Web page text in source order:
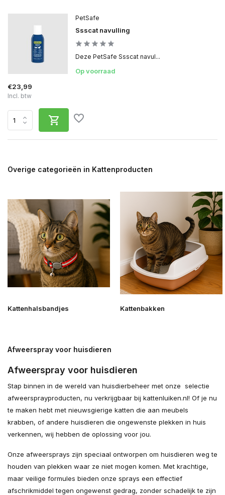
PetSafe
Ssscat navulling
Deze PetSafe Ssscat navul...
Op voorraad
€23,99
Incl. btw
Overige categorieën in Kattenproducten
Kattenhalsbandjes Kattenbakken
Afweerspray voor huisdieren
Afweerspray voor huisdieren
Stap binnen in de wereld van huisdierbeheer met onze selectie
afweersprayproducten, nu verkrijgbaar bij kattenluiken.nl! Of je nu
te maken hebt met nieuwsgierige katten die aan meubels
krabben, of andere huisdieren die ongewenste plekken in huis
verkennen, wij hebben de oplossing voor jou.
Onze afweersprays zijn speciaal ontworpen om huisdieren weg te
houden van plekken waar ze niet mogen komen. Met krachtige,
maar veilige formules bieden onze sprays een effectief
afschrikmiddel tegen ongewenst gedrag, zonder schadelijk te zijn